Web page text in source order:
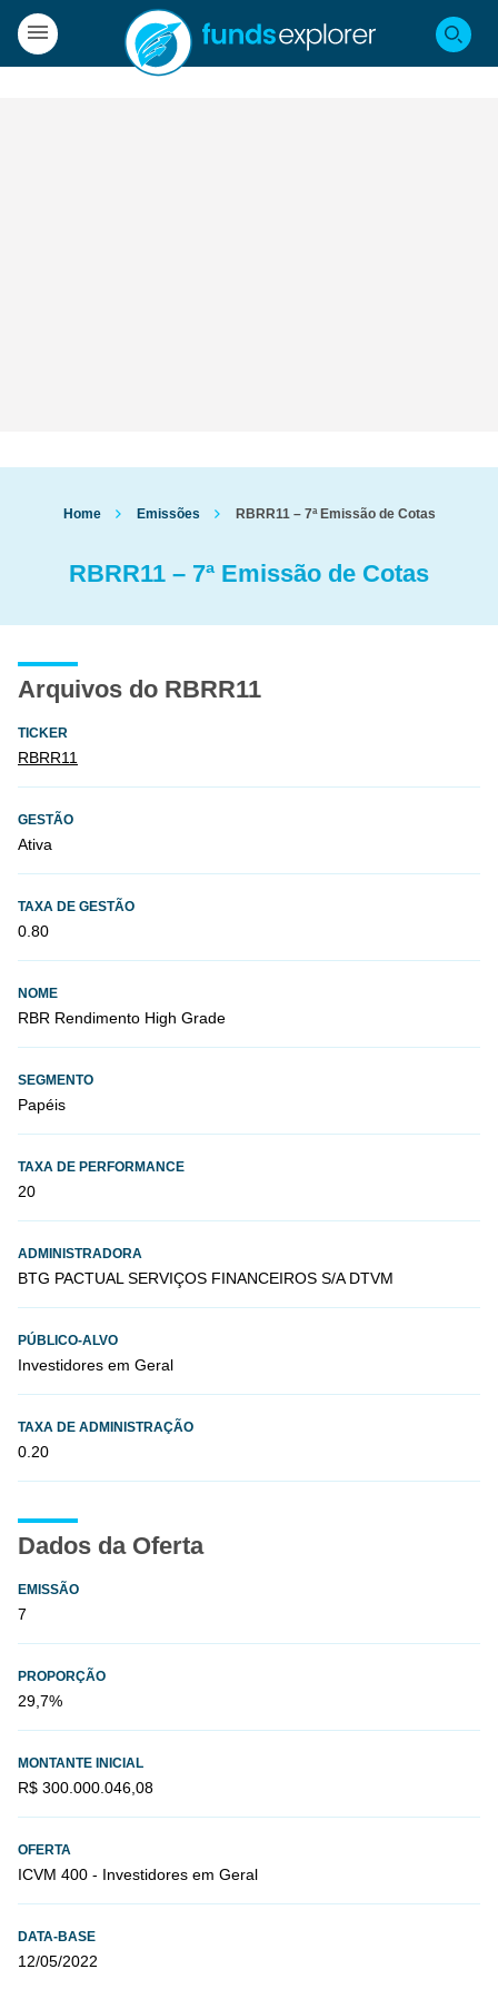
Home Emissões RBRR11 – 7ª Emissão de Cotas
RBRR11 – 7ª Emissão de Cotas
Arquivos do RBRR11
TICKER
RBRR11
GESTÃO
Ativa
TAXA DE GESTÃO
0.80
NOME
RBR Rendimento High Grade
SEGMENTO
Papéis
TAXA DE PERFORMANCE
20
ADMINISTRADORA
BTG PACTUAL SERVIÇOS FINANCEIROS S/A DTVM
PÚBLICO-ALVO
Investidores em Geral
TAXA DE ADMINISTRAÇÃO
0.20
Dados da Oferta
EMISSÃO
7
PROPORÇÃO
29,7%
MONTANTE INICIAL
R$ 300.000.046,08
OFERTA
ICVM 400 - Investidores em Geral
DATA-BASE
12/05/2022